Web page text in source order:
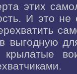
этих
И это не
выгодную
крылатые